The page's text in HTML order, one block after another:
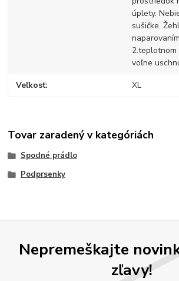
úplety.
sušičke.
voľne
Veľkosť XL
Tovar zaradený v kategóriách
Spodné prádlo
Podprsenky
Nepremeškajte
zľavy!